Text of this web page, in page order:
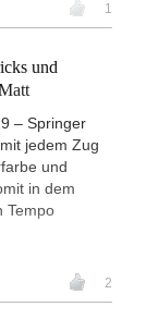
1
und
– Springer
jedem Zug
und
in dem
Tempo
2